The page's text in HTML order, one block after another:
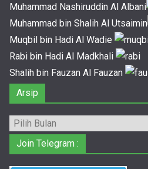
Muhammad Nashiruddin Al Albani
Muhammad bin Shalih Al Utsaimin
Muqbil bin Hadi Al Wadie
Rabi bin Hadi Al Madkhali
Shalih bin Fauzan Al Fauzan
Arsip
Arsip
Join Telegram :